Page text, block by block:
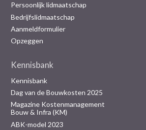
Persoonlijk lidmaatschap
Bedrijfslidmaatschap
Aanmeldformulier
Opzeggen
Kennisbank
Kennisbank
Dag van de Bouwkosten 2025
Magazine Kostenmanagement
Bouw & Infra (KM)
ABK-model 2023